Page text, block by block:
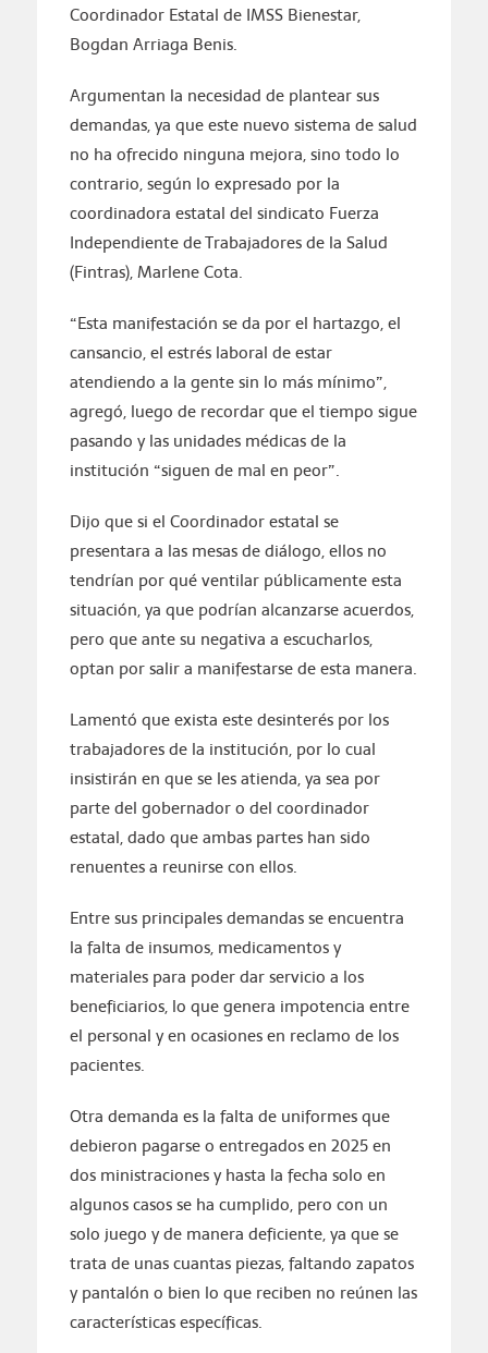
Coordinador Estatal de IMSS Bienestar,
Bogdan Arriaga Benis.
Argumentan la necesidad de plantear sus
demandas, ya que este nuevo sistema de salud
no ha ofrecido ninguna mejora, sino todo lo
contrario, según lo expresado por la
coordinadora estatal del sindicato Fuerza
Independiente de Trabajadores de la Salud
(Fintras), Marlene Cota.
“Esta manifestación se da por el hartazgo, el
cansancio, el estrés laboral de estar
atendiendo a la gente sin lo más mínimo”,
agregó, luego de recordar que el tiempo sigue
pasando y las unidades médicas de la
institución “siguen de mal en peor”.
Dijo que si el Coordinador estatal se
presentara a las mesas de diálogo, ellos no
tendrían por qué ventilar públicamente esta
situación, ya que podrían alcanzarse acuerdos,
pero que ante su negativa a escucharlos,
optan por salir a manifestarse de esta manera.
Lamentó que exista este desinterés por los
trabajadores de la institución, por lo cual
insistirán en que se les atienda, ya sea por
parte del gobernador o del coordinador
estatal, dado que ambas partes han sido
renuentes a reunirse con ellos.
Entre sus principales demandas se encuentra
la falta de insumos, medicamentos y
materiales para poder dar servicio a los
beneficiarios, lo que genera impotencia entre
el personal y en ocasiones en reclamo de los
pacientes.
Otra demanda es la falta de uniformes que
debieron pagarse o entregados en 2025 en
dos ministraciones y hasta la fecha solo en
algunos casos se ha cumplido, pero con un
solo juego y de manera deficiente, ya que se
trata de unas cuantas piezas, faltando zapatos
y pantalón o bien lo que reciben no reúnen las
características específicas.